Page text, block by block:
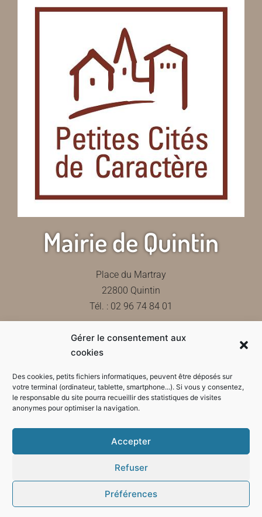
Gérer le consentement aux
cookies
Des cookies, petits fichiers informatiques, peuvent être déposés sur
votre terminal (ordinateur, tablette, smartphone...). Si vous y consentez,
le responsable du site pourra recueillir des statistiques de visites
anonymes pour optimiser la navigation.
Accepter
Refuser
Préférences
Mairie de Quintin
Place du Martray
22800 Quintin
Tél. : 02 96 74 84 01
Contactez-nous
Horaires d'ouverture de la mairie
Mode sombre :